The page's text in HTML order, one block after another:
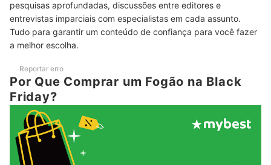
6 do Mercado
Melhores Ofertas de Fogão da Black Friday 2025
Veja Outras Indicações de Fogões Também!
pesquisas aprofundadas, discussões entre editores e
entrevistas imparciais com especialistas em cada assunto.
Tudo para garantir um conteúdo de confiança para você fazer
a melhor escolha.
Reportar erro
Por Que Comprar um Fogão na Black
Friday?